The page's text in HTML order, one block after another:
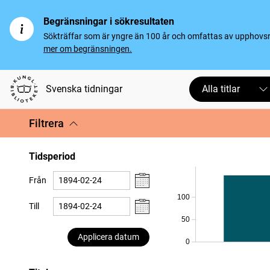
Begränsningar i sökresultaten
Sökträffar som är yngre än 100 år och omfattas av
mer om begränsningen.
Svenska tidningar Alla titlar
Filtrera
Tidsperiod
Från
Till
Applicera datum
0
50
100